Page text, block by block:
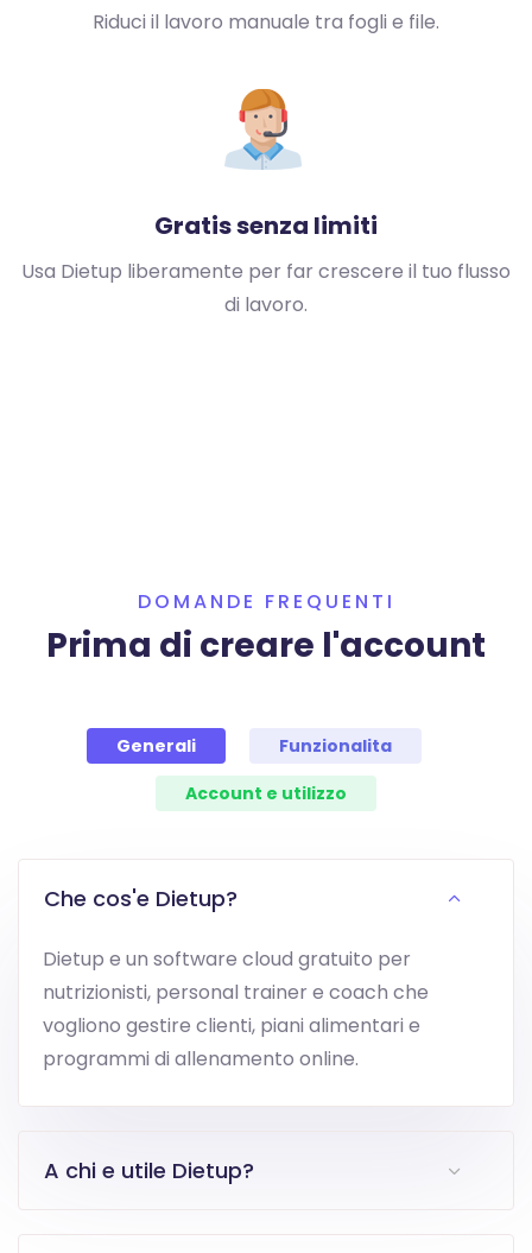
Riduci il lavoro manuale tra fogli e file.
Gratis senza limiti
Usa Dietup liberamente per far crescere il tuo flusso
di lavoro.
DOMANDE FREQUENTI
Prima di creare l'account
Generali
Funzionalita
Account e utilizzo
Che cos'e Dietup?
Dietup e un software cloud gratuito per
nutrizionisti, personal trainer e coach che
vogliono gestire clienti, piani alimentari e
programmi di allenamento online.
A chi e utile Dietup?